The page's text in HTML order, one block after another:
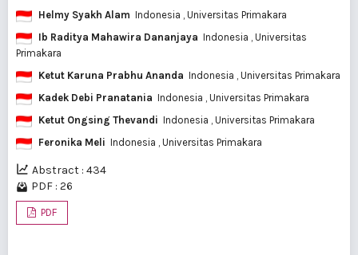
Helmy Syakh Alam Indonesia , Universitas Primakara
Ib Raditya Mahawira Dananjaya Indonesia , Universitas
Primakara
Ketut Karuna Prabhu Ananda Indonesia , Universitas Primakara
Kadek Debi Pranatania Indonesia , Universitas Primakara
Ketut Ongsing Thevandi Indonesia , Universitas Primakara
Feronika Meli Indonesia , Universitas Primakara
Abstract : 434
PDF : 26
PDF